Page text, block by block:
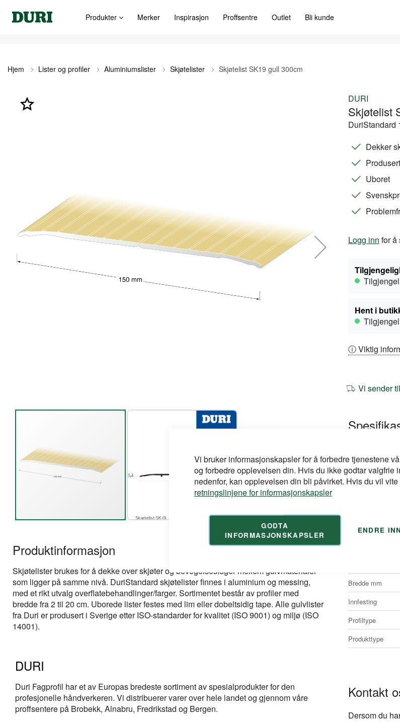
Vi bruker informasjonskapsler for å forbedre tjenestene
og forbedre opplevelsen din. Hvis du ikke godtar valgfrie
nedenfor, kan opplevelsen din bli påvirket. Hvis du vil
retningslinjene for informasjonskapsler
GODTA
INFORMASJONSKAPSLER
ENDRE
Produkter Merker Inspirasjon Proffsentre Outlet Bli kunde
Hjem Lister og profiler Aluminiumslister Skjøtelister Skjøtelist SK19 gull 300cm
slutten
begynnelsen
bildegalleri
Produktinformasjon
Skjøtelister brukes for å dekke over skjøter og bevegelsesfuger mellom gulvmaterialer
som ligger på samme nivå. DuriStandard skjøtelister finnes i aluminium og messing,
med et rikt utvalg overflatebehandlinger/farger. Sortimentet består av profiler med
bredde fra 2 til 20 cm. Uborede lister festes med lim eller dobeltsidig tape. Alle gulvlister
fra Duri er produsert i Sverige etter ISO-standarder for kvalitet (ISO 9001) og miljø (ISO
14001).
DURI
Duri Fagprofil har et av Europas bredeste sortiment av spesialprodukter for den
profesjonelle håndverkeren. Vi distribuerer varer over hele landet og gjennom våre
proffsentere på Brobekk, Alnabru, Fredrikstad og Bergen.
DURI
Skjøtelist
DuriStandard
Dekker
Uboret
Logg inn for å
Hent i
ⓘ Viktig
Vi sender
informasjon
Merke
Artikkelnr
Bredde mm
Innfesting
Profiltype
Produkttype
Kontakt
Dersom du